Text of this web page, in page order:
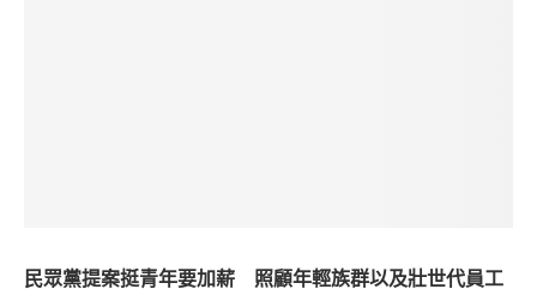
民眾黨提案挺青年要加薪 照顧年輕族群以及壯世代員工